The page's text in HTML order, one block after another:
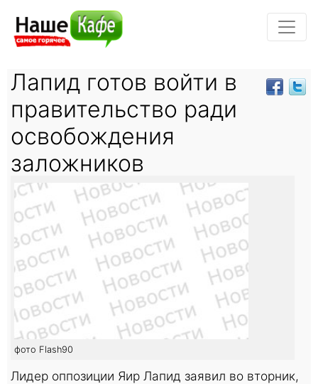
Лапид готов войти в
правительство ради
освобождения
заложников
фото Flash90
Лидер оппозиции Яир Лапид заявил во вторник,